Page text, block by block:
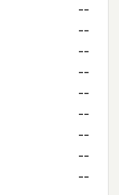
--
--
--
--
--
--
--
--
--